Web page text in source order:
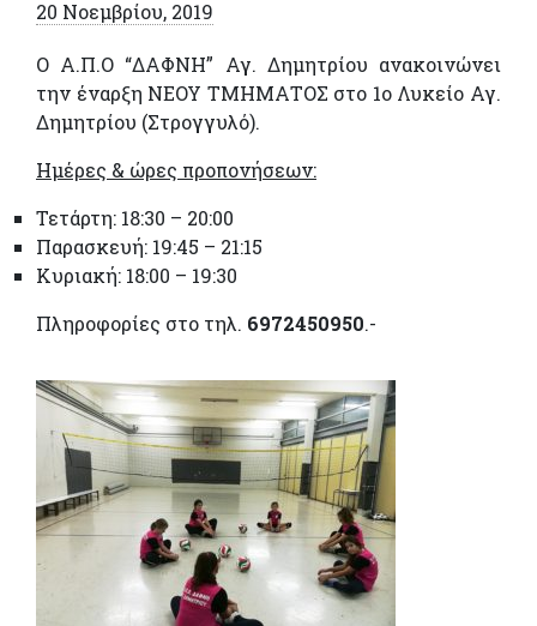
20 Νοεμβρίου, 2019
Ο Α.Π.Ο “ΔΑΦΝΗ” Αγ. Δημητρίου ανακοινώνει
την έναρξη ΝΕΟΥ ΤΜΗΜΑΤΟΣ στο 1ο Λυκείο Αγ.
Δημητρίου (Στρογγυλό).
Ημέρες & ώρες προπονήσεων:
Τετάρτη: 18:30 – 20:00
Παρασκευή: 19:45 – 21:15
Κυριακή: 18:00 – 19:30
Πληροφορίες στο τηλ. 6972450950.-